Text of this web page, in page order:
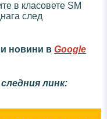
в класовете SM
след
новини в Google
линк: